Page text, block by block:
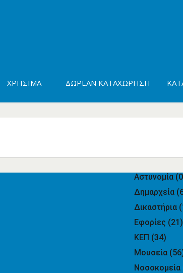
ΧΡΉΣΙΜΑ ΔΩΡΕΆΝ ΚΑΤΑΧΏΡΗΣΗ
Αστυνομία
Δημαρχεία
Δικαστήρια
Εφορίες (21)
ΚΕΠ (34)
Μουσεία
Νοσοκομεία